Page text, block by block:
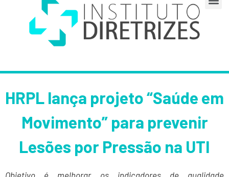
HRPL lança projeto “Saúde em
Movimento” para prevenir
Lesões por Pressão na UTI
Objetivo é melhorar os indicadores de qualidade